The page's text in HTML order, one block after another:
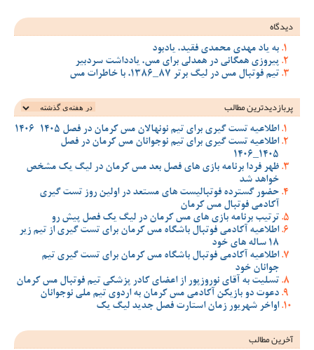
دیدگاه
به یاد مهدی محمدی فقید، یادبود
پیروزی همگانی در همدلی برای مس، یادداشت سردبیر
تیم فوتبال مس در لیگ برتر 87_1386، با خاطرات مس
پربازدیدترین‌ مطالب
اطلاعیه تست گیری برای تیم نونهالان مس کرمان در فصل 1405-1406
اطلاعیه تست گیری برای تیم نوجوانان مس کرمان در فصل
1405_1406
ظهر فردا برنامه بازی های فصل بعد مس کرمان در لیگ یک مشخص
خواهد شد
حضور گسترده فوتبالیست های مستعد در اولین روز تست گیری
آکادمی فوتبال مس کرمان
ترتیب برنامه بازی های مس کرمان در لیگ یک فصل پیش رو
اطلاعیه آکادمی فوتبال باشگاه مس کرمان برای تست گیری از تیم زیر
18 ساله های خود
اطلاعیه آکادمی فوتبال باشگاه مس کرمان برای تست گیری تیم
جوانان خود
تسلیت به آقای نوروزپور از اعضای کادر پزشکی تیم فوتبال مس کرمان
دعوت دو بازیکن آکادمی مس کرمان به اردوی تیم ملی نوجوانان
اواخر شهریور زمان استارت فصل جدید لیگ یک
آخرین مطالب